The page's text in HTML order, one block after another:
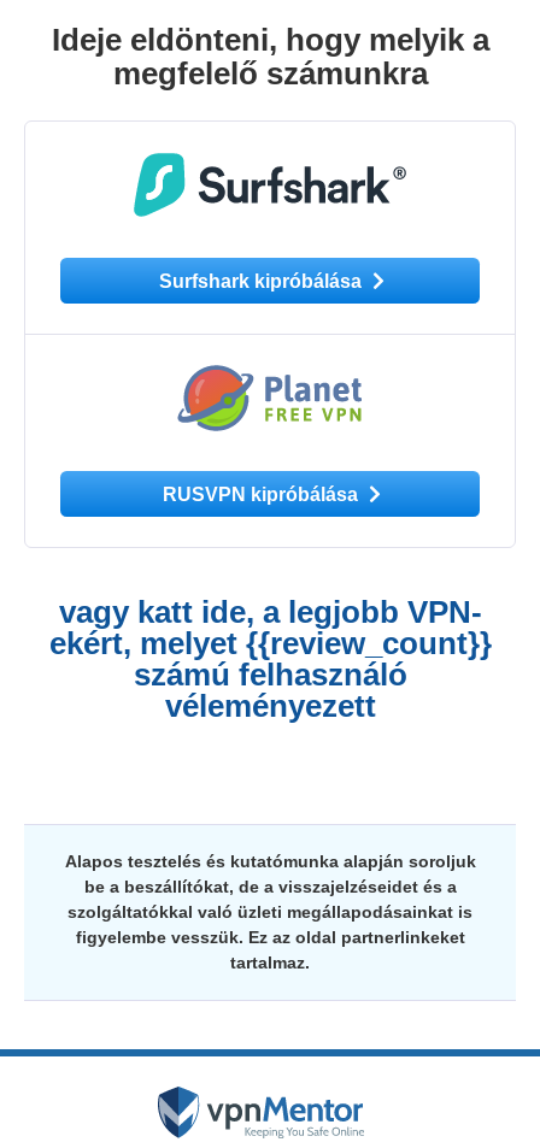
Ideje eldönteni, hogy melyik a
megfelelő számunkra
Surfshark kipróbálása
RUSVPN kipróbálása
vagy katt ide, a legjobb VPN-
ekért, melyet {{review_count}}
számú felhasználó
véleményezett
Alapos tesztelés és kutatómunka alapján soroljuk
be a beszállítókat, de a visszajelzéseidet és a
szolgáltatókkal való üzleti megállapodásainkat is
figyelembe vesszük. Ez az oldal partnerlinkeket
tartalmaz.